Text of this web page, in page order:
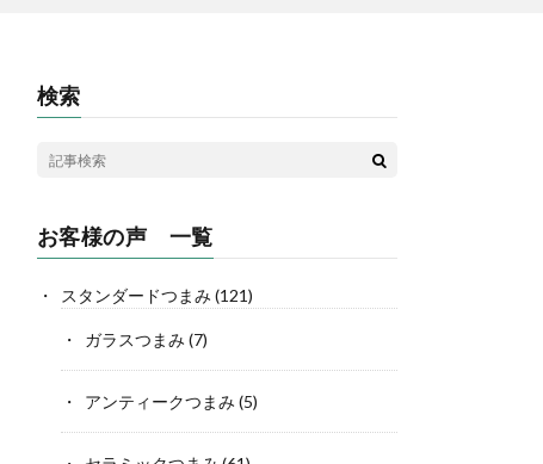
検索
お客様の声 一覧
スタンダードつまみ (121)
ガラスつまみ (7)
アンティークつまみ (5)